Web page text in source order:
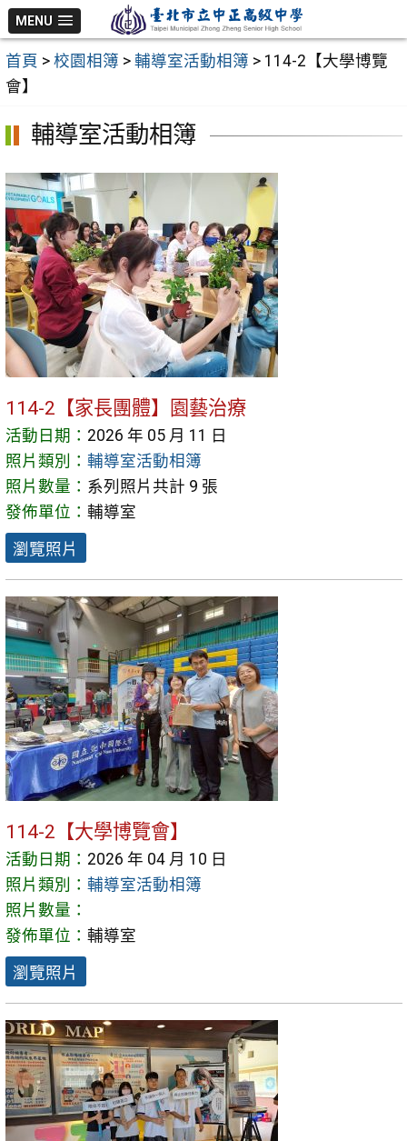
跳
至
主
要
MENU
首頁 > 校園相簿 > 輔導室活動相簿 > 114-2【大學博覽
會】
輔導室活動相簿
114-2【家長團體】園藝治療
活動日期： 2026 年 05 月 11 日
照片類別： 輔導室活動相簿
照片數量： 系列照片共計 9 張
發佈單位： 輔導室
瀏覽照片
114-2【大學博覽會】
活動日期： 2026 年 04 月 10 日
照片類別： 輔導室活動相簿
照片數量：
發佈單位： 輔導室
瀏覽照片